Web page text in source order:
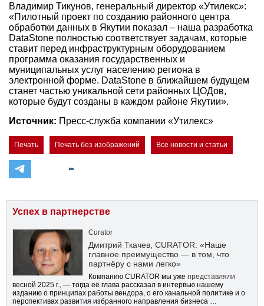
Владимир Тикунов, генеральный директор «Утилекс»:
«Пилотный проект по созданию районного центра
обработки данных в Якутии показал – наша разработка
DataStone полностью соответствует задачам, которые
ставит перед инфраструктурным оборудованием
программа оказания государственных и
муниципальных услуг населению региона в
электронной форме. DataStone в ближайшем будущем
станет частью уникальной сети районных ЦОДов,
которые будут созданы в каждом районе Якутии».
Источник: Пресс-служба компании «Утилекс»
Печать Печать без изображений Все новости и статьи
Успех в партнерстве
Curator
Дмитрий Ткачев, CURATOR: «Наше
главное преимущество — в том, что
партнёру с нами легко»
Компанию CURATOR мы уже представляли
весной 2025 г., — тогда её глава рассказал в интервью нашему
изданию о принципах работы вендора, о его канальной политике и о
перспективах развития избранного направления бизнеса …